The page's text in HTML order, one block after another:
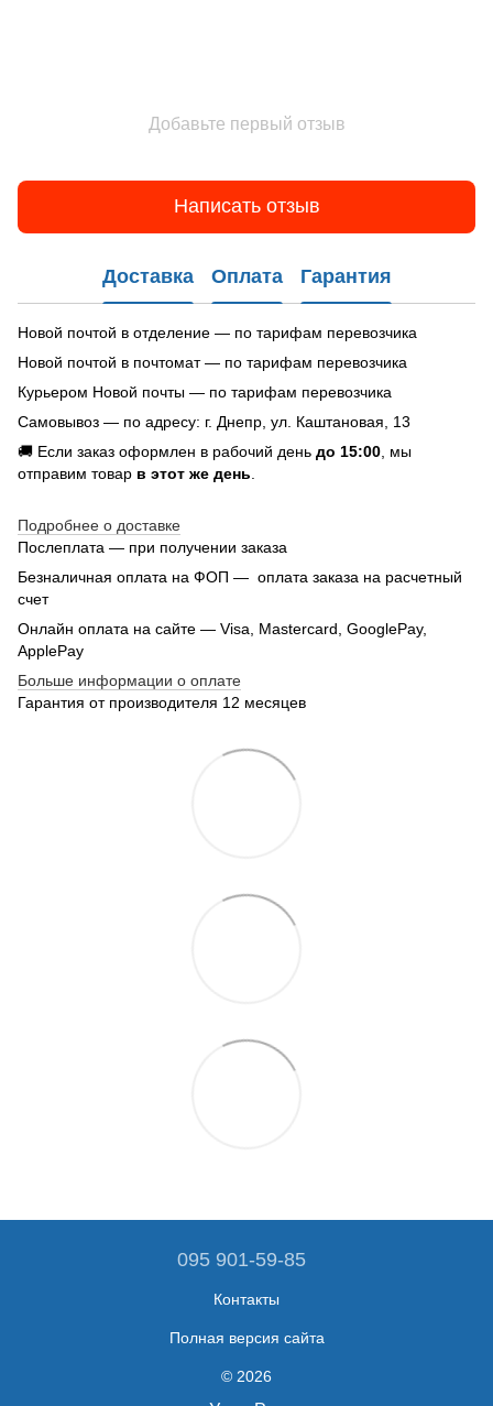
Добавьте первый отзыв
Написать отзыв
Доставка Оплата Гарантия
Новой почтой в отделение — по тарифам перевозчика
Новой почтой в почтомат — по тарифам перевозчика
Курьером Новой почты — по тарифам перевозчика
Самовывоз — по адресу: г. Днепр, ул. Каштановая, 13
🚚 Если заказ оформлен в рабочий день до 15:00 , мы
отправим товар в этот же день
Подробнее о доставке
Послеплата — при получении заказа
Безналичная оплата на ФОП — оплата заказа на расчетный
счет
Онлайн оплата на сайте — Visa, Mastercard, GooglePay,
ApplePay
Больше информации о оплате
Гарантия от производителя 12 месяцев
095 901-59-85
Контакты
Полная версия сайта
© 2026